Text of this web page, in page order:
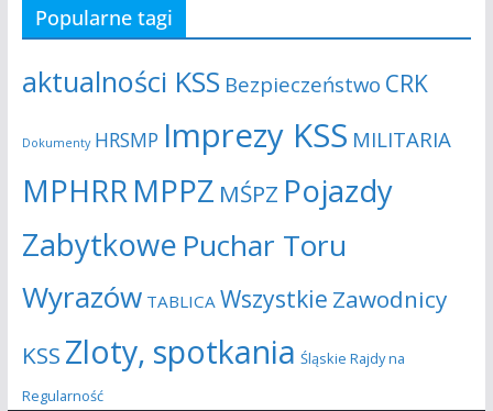
Popularne tagi
aktualności KSS Bezpieczeństwo CRK
Dokumenty HRSMP Imprezy KSS MILITARIA
MPHRRMPPZ MŚPZ Pojazdy
Zabytkowe Puchar Toru
Wyrazów TABLICA Wszystkie Zawodnicy
KSS Zloty, spotkania Śląskie Rajdy na
Regularność